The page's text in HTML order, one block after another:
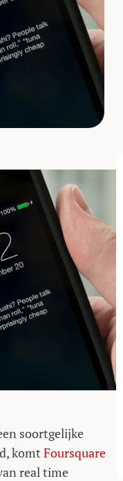
soortgelijke
komt Foursquare
real time